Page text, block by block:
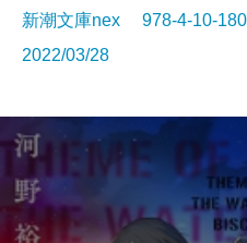
新潮文庫nex 978-4-10-
2022/03/28